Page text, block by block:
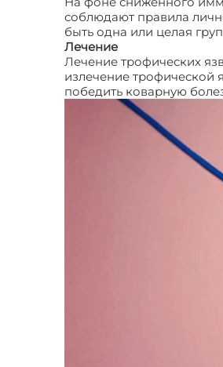
соблюдают правила
быть одна или целая
Лечение
Лечение трофических
излечение
победить коварную